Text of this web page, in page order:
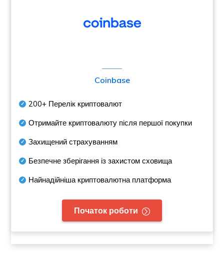
Coinbase
200+ Перелік криптовалют
Отримайте криптовалюту після першої покупки
Захищений страхуванням
Безпечне зберігання із захистом сховища
Найнадійніша криптовалютна платформа
Початок роботи